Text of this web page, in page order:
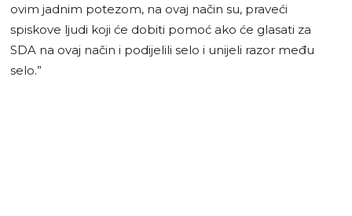
ovim jadnim potezom, na ovaj način su, praveći
spiskove ljudi koji će dobiti pomoć ako će glasati za
SDA na ovaj način i podijelili selo i unijeli razor među
selo.”